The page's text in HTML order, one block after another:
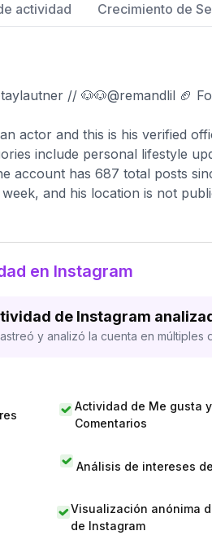
actividad Crecimiento de
// 🐶🐶@remandlil 🏈
actor and this is his verified
include personal lifestyle
account has 687 total posts
and his location is not
en Instagram
de Instagram
y analizó la cuenta en múltiples
Actividad de Me gusta y
Comentarios
Análisis de intereses
Visualización anónima
de Instagram